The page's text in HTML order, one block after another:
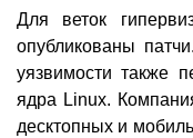
Для веток
опубликованы
уязвимости также
ядра Linux.
десктопных и